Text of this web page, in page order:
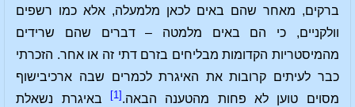
ברקים, מאחר שהם באים לכאן מלמעלה, אלא כמו רשפים
וולקניים, כי הם באים מלמטה – דברים שהם שרידים
מהמיסטריות הקדומות מבליחים בזרם דתי זה או אחר. הזכרתי
כבר לעיתים קרובות את האיגרת לכמרים שבה ארכיבישוף
מסוים טוען לא פחות מהטענה הבאה. [1]
באיגרת נשאלת